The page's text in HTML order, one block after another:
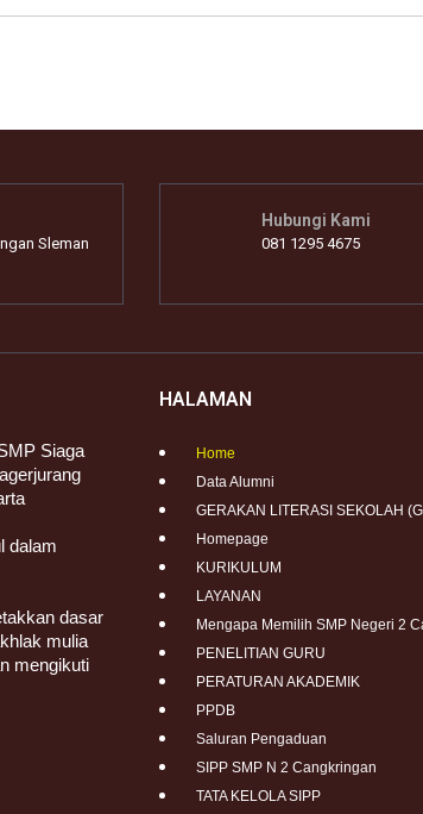
Sleman
Hubungi Kami
081 1295 4675
Siaga
dalam
dasar
mulia
mengikuti
HALAMAN
Home
Data Alumni
GERAKAN LITERASI SEKOLAH
Homepage
KURIKULUM
LAYANAN
Mengapa Memilih SMP Negeri 2
PENELITIAN GURU
PERATURAN AKADEMIK
PPDB
Saluran Pengaduan
SIPP SMP N 2 Cangkringan
TATA KELOLA SIPP